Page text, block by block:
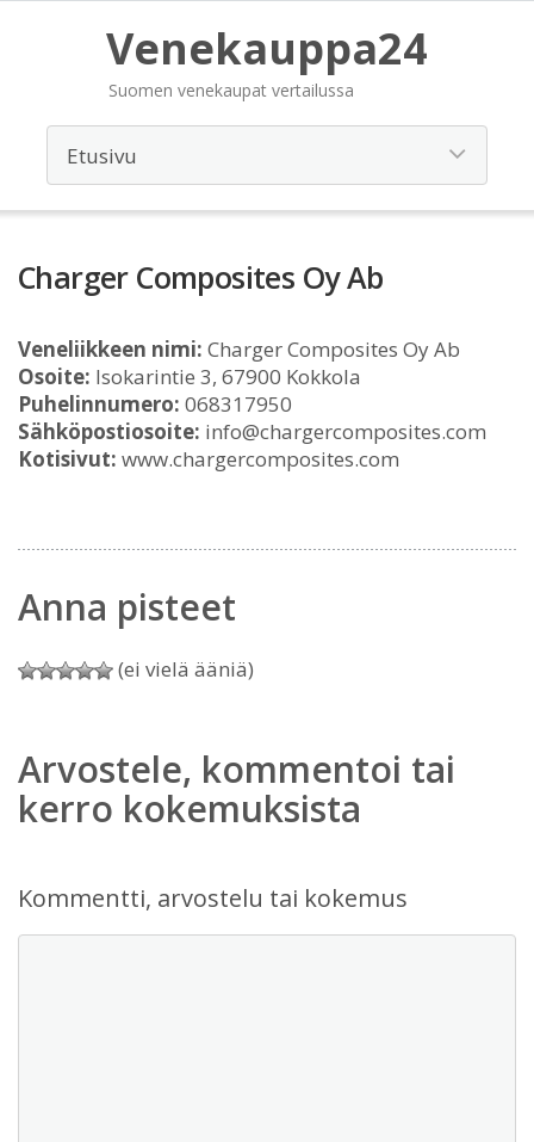
Venekauppa24
Suomen venekaupat vertailussa
Charger Composites Oy Ab
Veneliikkeen nimi: Charger Composites Oy Ab
Osoite: Isokarintie 3, 67900 Kokkola
Puhelinnumero: 068317950
Sähköpostiosoite: info@chargercomposites.com
Kotisivut: www.chargercomposites.com
Anna pisteet
(ei vielä ääniä)
Arvostele, kommentoi tai
kerro kokemuksista
Kommentti, arvostelu tai kokemus